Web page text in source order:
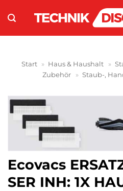
Inhalt
springen
Start » Haus & Haushalt »
Zubehör
» Staub-,
Ecovacs
SER INH: 1X